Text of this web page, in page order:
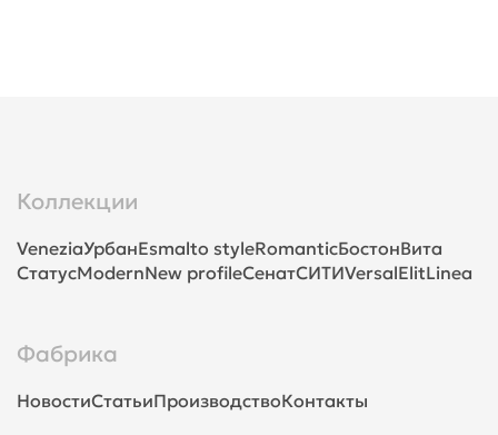
Коллекции
VeneziaУрбанEsmalto styleRomanticБостонВита
СтатусModernNew profileСенатСИТИVersalElitLinea
Фабрика
НовостиСтатьиПроизводствоКонтакты